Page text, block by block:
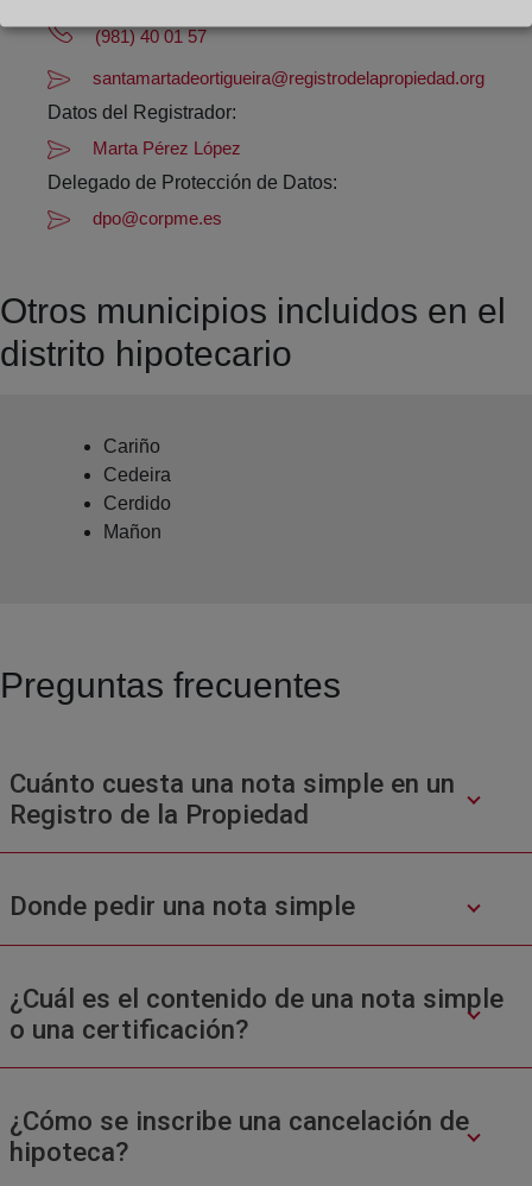
(981) 40 01 57
santamartadeortigueira@registrodelapropiedad.org
Datos del Registrador:
Marta Pérez López
Delegado de Protección de Datos:
dpo@corpme.es
Otros municipios incluidos en el
distrito hipotecario
Cariño
Cedeira
Cerdido
Mañon
Preguntas frecuentes
Cuánto cuesta una nota simple en un
Registro de la Propiedad
Donde pedir una nota simple
¿Cuál es el contenido de una nota simple
o una certificación?
¿Cómo se inscribe una cancelación de
hipoteca?